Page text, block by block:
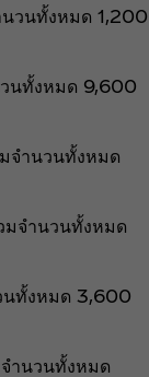
นวนทั้งหมด 1,200
วนทั้งหมด 9,600
จำนวนทั้งหมด
มจำนวนทั้งหมด
นทั้งหมด 3,600
ำนวนทั้งหมด